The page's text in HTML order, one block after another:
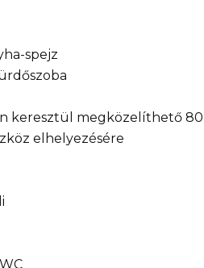
spejz
keresztül megközelíthető
elhelyezésére